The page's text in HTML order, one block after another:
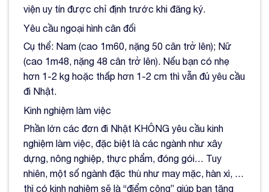
viện uy tín được chỉ định trước khi đăng ký.
Yêu cầu ngoại hình cân đối
Cụ thể: Nam (cao 1m60, nặng 50 cân trở lên); Nữ
(cao 1m48, nặng 48 cân trở lên). Nếu bạn có nhẹ
hơn 1-2 kg hoặc thấp hơn 1-2 cm thì vẫn đủ yêu cầu
đi Nhật.
Kinh nghiệm làm việc
Phần lớn các đơn đi Nhật KHÔNG yêu cầu kinh
nghiệm làm việc, đặc biệt là các ngành như xây
dựng, nông nghiệp, thực phẩm, đóng gói… Tuy
nhiên, một số ngành đặc thù như may mặc, hàn xì, …
thì có kinh nghiệm sẽ là “điểm cộng” giúp bạn tăng